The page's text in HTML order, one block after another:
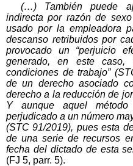
(…) También puede
indirecta por razón de
usado por la empleadora
descanso retribuidos por
provocado un “perjuicio
generado, en este caso,
condiciones de trabajo”
de un derecho asociado
derecho a la reducción de
Y aunque aquel
perjudicado a un número
(STC 91/2019), pues esta
de una serie de recursos
fecha del dictado de esta
(FJ 5, parr. 5).